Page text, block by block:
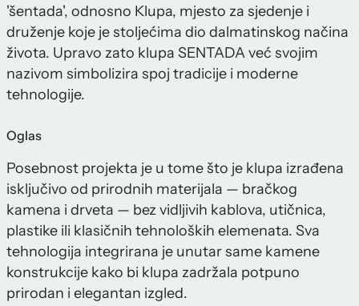
'šentada', odnosno Klupa, mjesto za sjedenje i
druženje koje je stoljećima dio dalmatinskog načina
života. Upravo zato klupa SENTADA već svojim
nazivom simbolizira spoj tradicije i moderne
tehnologije.
Oglas
Posebnost projekta je u tome što je klupa izrađena
isključivo od prirodnih materijala — bračkog
kamena i drveta — bez vidljivih kablova, utičnica,
plastike ili klasičnih tehnoloških elemenata. Sva
tehnologija integrirana je unutar same kamene
konstrukcije kako bi klupa zadržala potpuno
prirodan i elegantan izgled.